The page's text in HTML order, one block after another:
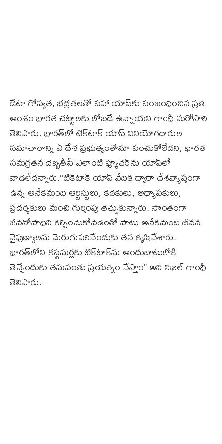
డేటా గోప్యత, భద్రతలతో సహా యాప్‌కు సంబంధించిన ప్రతి
అంశం భారత చట్టాలకు లోబడే ఉన్నాయని గాంధీ మరోసారి
తెలిపారు. భారత్‌లో టిక్‌టాక్‌ యాప్‌ వినియోగదారుల
సమాచారాన్ని ఏ దేశ ప్రభుత్వంతోనూ పంచుకోలేదని, భారత
సమగ్రతన దెబ్బతీసే ఎలాంటి ఫ్యూచర్‌ను యాప్‌లో
వాడలేదన్నారు.‘‘టిక్‌టాక్‌ యాప్‌ వేదిక ద్వారా దేశవ్యాప్తంగా
ఉన్న అనేకమంది ఆర్టిస్టులు, కథకులు, అధ్యాపకులు,
ప్రదర్శకులు మంచి గుర్తింపు తెచ్చుకున్నారు. సొంతంగా
జీవనోపాధిని కల్పించుకోవడంతో పాటు అనేకమంది జీవన
నైపుణ్యాలను మెరుగుపరిచేందుకు తన కృషిచేశారు.
భారత్‌లోని కస్టమర్లకు టిక్‌టాక్‌ను అందుబాటులోకి
తెచ్చేందుకు తమవంతు ప్రయత్నం చేస్తాం’’ అని నిఖిల్‌ గాంధీ
తెలిపారు.